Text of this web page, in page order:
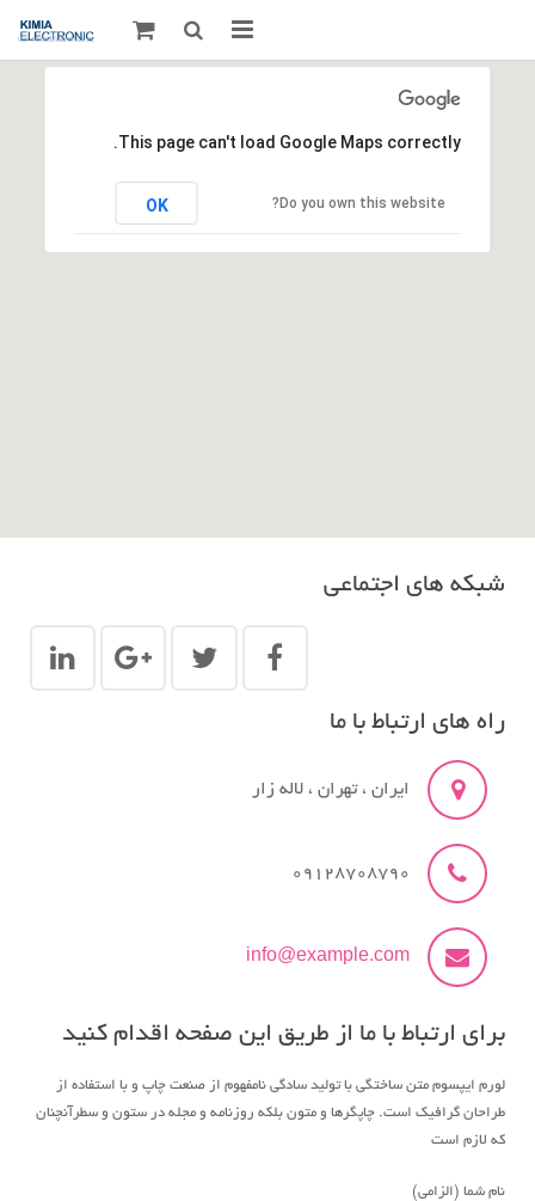
صفحه اصلی
قطعات الکترونیک
درباره مـــا
ارتباط با ما
This page can't load Google Maps correctly.
Do you own this website?
OK
شبکه های اجتماعی
راه های ارتباط با ما
ایران ، تهران ، لاله زار
09128708790
info@example.com
برای ارتباط با ما از طریق این صفحه اقدام کنید
لورم ایپسوم متن ساختگی با تولید سادگی نامفهوم از صنعت چاپ و با استفاده از
طراحان گرافیک است. چاپگرها و متون بلکه روزنامه و مجله در ستون و سطرآنچنان
که لازم است
نام شما (الزامی)